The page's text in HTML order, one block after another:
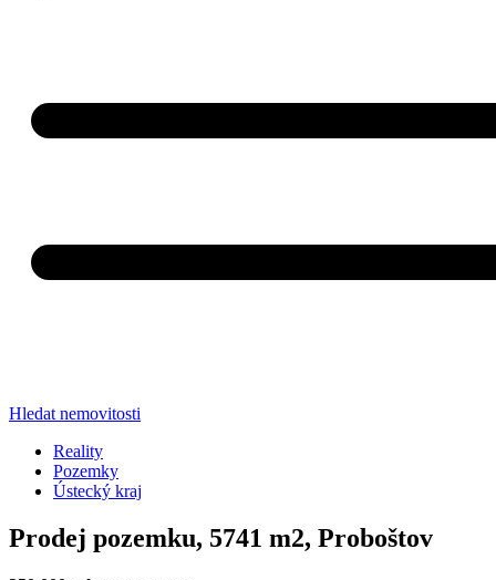
Hledat nemovitosti
Reality
Pozemky
Ústecký kraj
Prodej pozemku, 5741 m2, Proboštov